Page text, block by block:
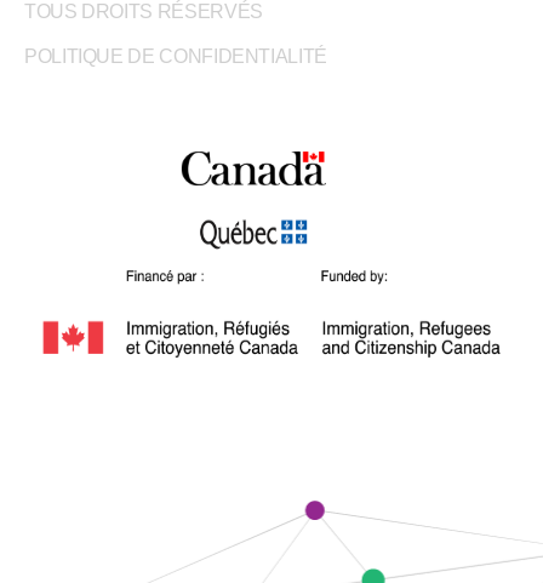
TOUS DROITS RÉSERVÉS
POLITIQUE DE CONFIDENTIALITÉ